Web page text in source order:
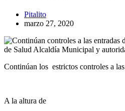
Pitalito
marzo 27, 2020
Continúan los estrictos controles a
A la altura de